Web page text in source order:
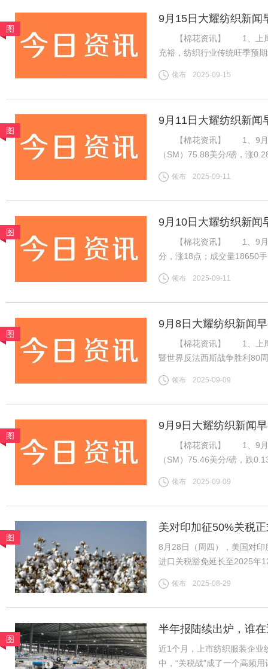
图
9月15日大耀纺织新闻
【棉花资讯】 1、上周国
充裕，纺织行业传统旺季预
良好，新疆新棉吐絮率近
领布 2025-09-15
图
9月11日大耀纺织新闻
【棉花资讯】 1、9月10
（SM）75.88美分/磅，涨
磅，涨0.28美分/磅，折一般
领布 2025-09-11
图
9月10日大耀纺织新闻
【棉花资讯】 1、9月8
分，涨18点；成交量18650
增，对金融市场有非常重要
领布 2025-09-11
图
9月8日大耀纺织新闻
【棉花资讯】 1、上周国
暨世界反法西斯战争胜利80
不足，因此周内郑棉维持震
领布 2025-09-09
图
9月9日大耀纺织新闻
【棉花资讯】 1、9月8
（SM）75.46美分/磅，跌
磅，跌0.13美分/磅，折一般
领布 2025-09-09
图
美对印加征50%关税
底
8月28日（周四），美国对
进口关税豁免延长至2025
今年最后三个月。 这一
领布 2025-08-29
图
半年报陆续出炉，谁
近1个月，上市纺织服装企业
中，“关税战”成了一个高频